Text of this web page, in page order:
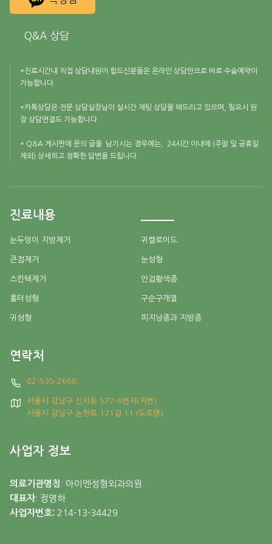
Q&A 상담
*진료시간내 직접 상담내원이 힘드신분들은 온라인 상담만으로 바로 수술예약이
가능합니다.
*카톡상담은 전문 상담실장님이 실시간 채팅 상담을 해드리고 있으며, 필요시 원
장 상담연결도 가능합니다
* Q&A 게시판에 문의 글을 남기시는 경우에는, 24시간 이내에 (주말 및 공휴일
제외) 상세하고 정확한 답변을 드립니다.
진료내용
눈두덩이 지방제거
큰점제거
스킨텍제거
흉터성형
귀성형
귀켈로이드
눈성형
안검황색종
구순구개열
피지낭종과 지방종
연락처
02-535-2668
서울시 강남구 신사동 577-6번지(지번)
서울시 강남구 논현로 171길 11 (도로명)
사업자 정보
의료기관명칭 : 아이엔성형외과의원
대표자: 정영하
사업자번호: 214-13-34429